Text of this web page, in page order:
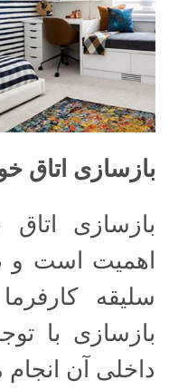
بازسازی اتاق
بازسازی اتاق
اهمیت است و
سلیقه
بازسازی با
داخلی آن